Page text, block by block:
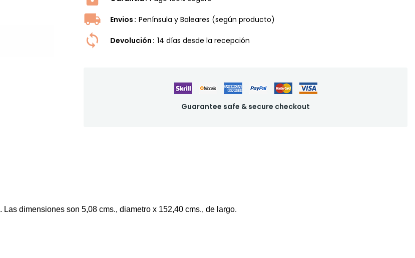
Envios Península y Baleares (según producto)
Devolución 14 dí­as desde la recepción
Guarantee safe & secure checkout
. Las dimensiones son 5,08 cms., diametro x 152,40 cms., de largo.